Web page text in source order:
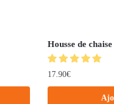
Housse de
17.90€